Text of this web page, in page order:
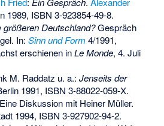
1989, ISBN 3-923854-49-8.
größeren Deutschland?Gespräch
. In: Sinn und Form 4/1991,
erschienen inLe Monde, 4. Juli
M. Raddatz u. a.: Jenseits der
1991, ISBN 3-88022-059-X.
Diskussion mit Heiner Müller.
1994, ISBN 3-927902-94-2.